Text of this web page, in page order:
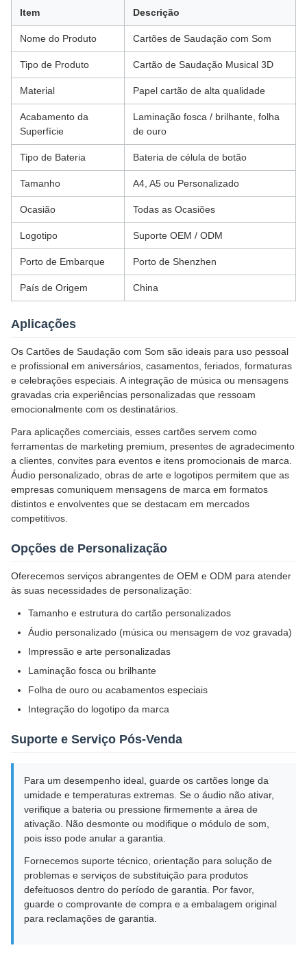
Item Descrição
Nome do Produto Cartões de Saudação com Som
Tipo de Produto Cartão de Saudação Musical 3D
Material Papel cartão de alta qualidade
Acabamento da
Superfície
Laminação fosca / brilhante, folha
de ouro
Tipo de Bateria Bateria de célula de botão
Tamanho A4, A5 ou Personalizado
Ocasião Todas as Ocasiões
Logotipo Suporte OEM / ODM
Porto de Embarque Porto de Shenzhen
País de Origem China
Aplicações
Os Cartões de Saudação com Som são ideais para uso pessoal
e profissional em aniversários, casamentos, feriados, formaturas
e celebrações especiais. A integração de música ou mensagens
gravadas cria experiências personalizadas que ressoam
emocionalmente com os destinatários.
Para aplicações comerciais, esses cartões servem como
ferramentas de marketing premium, presentes de agradecimento
a clientes, convites para eventos e itens promocionais de marca.
Áudio personalizado, obras de arte e logotipos permitem que as
empresas comuniquem mensagens de marca em formatos
distintos e envolventes que se destacam em mercados
competitivos.
Opções de Personalização
Oferecemos serviços abrangentes de OEM e ODM para atender
às suas necessidades de personalização:
Tamanho e estrutura do cartão personalizados
Áudio personalizado (música ou mensagem de voz gravada)
Impressão e arte personalizadas
Laminação fosca ou brilhante
Folha de ouro ou acabamentos especiais
Integração do logotipo da marca
Suporte e Serviço Pós-Venda
Para um desempenho ideal, guarde os cartões longe da
umidade e temperaturas extremas. Se o áudio não ativar,
verifique a bateria ou pressione firmemente a área de
ativação. Não desmonte ou modifique o módulo de som,
pois isso pode anular a garantia.
Fornecemos suporte técnico, orientação para solução de
problemas e serviços de substituição para produtos
defeituosos dentro do período de garantia. Por favor,
guarde o comprovante de compra e a embalagem original
para reclamações de garantia.